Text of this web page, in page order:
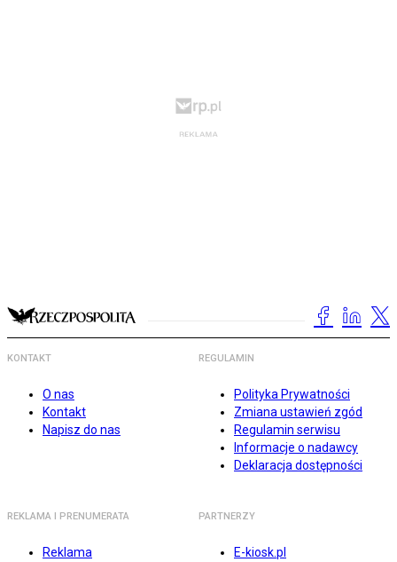
KONTAKT
O nas
Kontakt
Napisz do nas
REGULAMIN
Polityka Prywatności
Zmiana ustawień zgód
Regulamin serwisu
Informacje o nadawcy
Deklaracja dostępności
REKLAMA I PRENUMERATA
Reklama
PARTNERZY
E-kiosk.pl